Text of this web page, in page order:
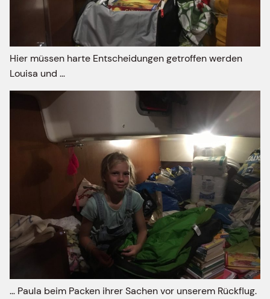
Hier müssen harte Entscheidungen getroffen werden
Louisa und …
… Paula beim Packen ihrer Sachen vor unserem Rückflug.